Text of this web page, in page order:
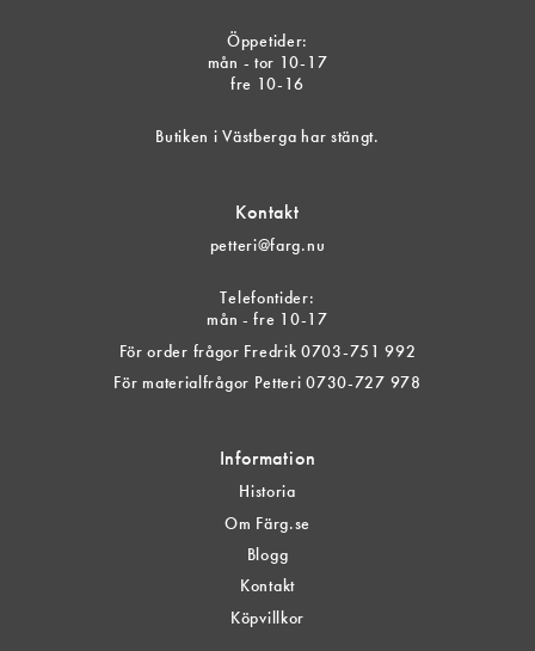
Öppetider:
mån - tor 10-17
fre 10-16
Butiken i Västberga har stängt.
Kontakt
petteri@farg.nu
Telefontider:
mån - fre 10-17
För order frågor Fredrik 0703-751 992
För materialfrågor Petteri 0730-727 978
Information
Historia
Om Färg.se
Blogg
Kontakt
Köpvillkor